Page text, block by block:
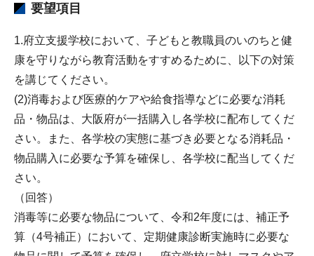
要望項目
1.府立支援学校において、子どもと教職員のいのちと健
康を守りながら教育活動をすすめるために、以下の対策
を講じてください。
(2)消毒および医療的ケアや給食指導などに必要な消耗
品・物品は、大阪府が一括購入し各学校に配布してくだ
さい。また、各学校の実態に基づき必要となる消耗品・
物品購入に必要な予算を確保し、各学校に配当してくだ
さい。
（回答）
消毒等に必要な物品について、令和2年度には、補正予
算（4号補正）において、定期健康診断実施時に必要な